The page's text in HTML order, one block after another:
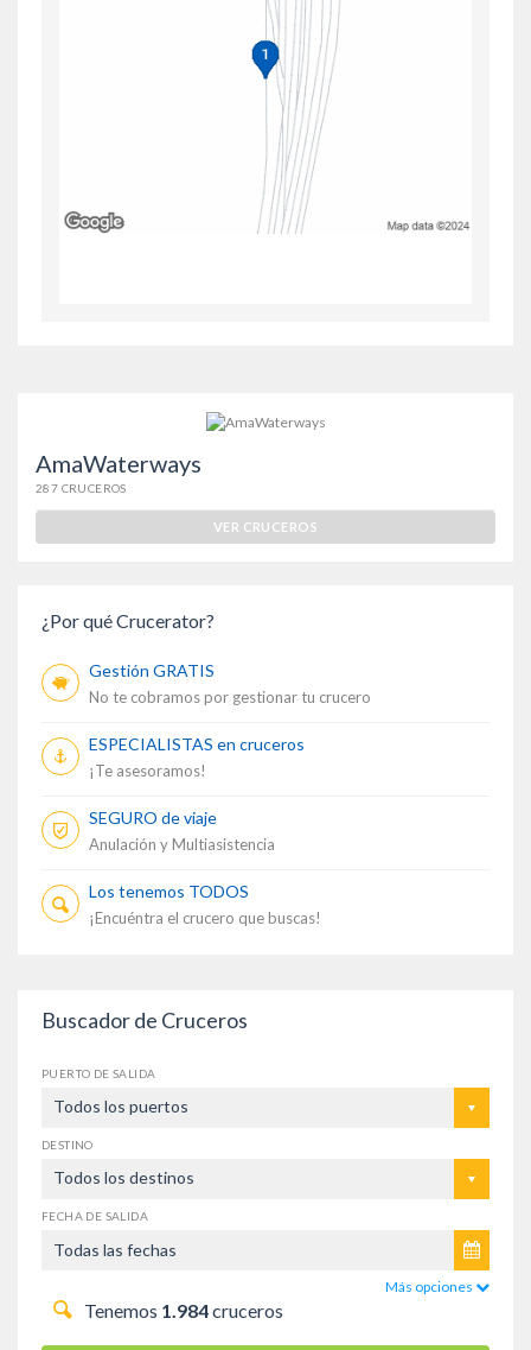
AmaWaterways
287 CRUCEROS
VER CRUCEROS
¿Por qué Crucerator?
Gestión GRATIS
No te cobramos por gestionar tu crucero
ESPECIALISTAS en cruceros
¡Te asesoramos!
SEGURO de viaje
Anulación y Multiasistencia
Los tenemos TODOS
¡Encuéntra el crucero que buscas!
Buscador de Cruceros
PUERTO DE SALIDA
Todos los puertos
DESTINO
Todos los destinos
FECHA DE SALIDA
Más opciones
Tenemos 1.984cruceros